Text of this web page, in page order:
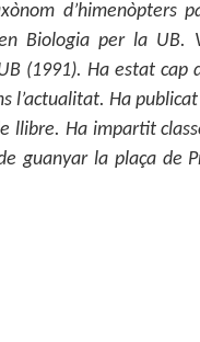
d’himenòpters
Biologia per la UB.
(1991). Ha estat cap
l’actualitat. Ha
Ha impartit
guanyar la plaça de